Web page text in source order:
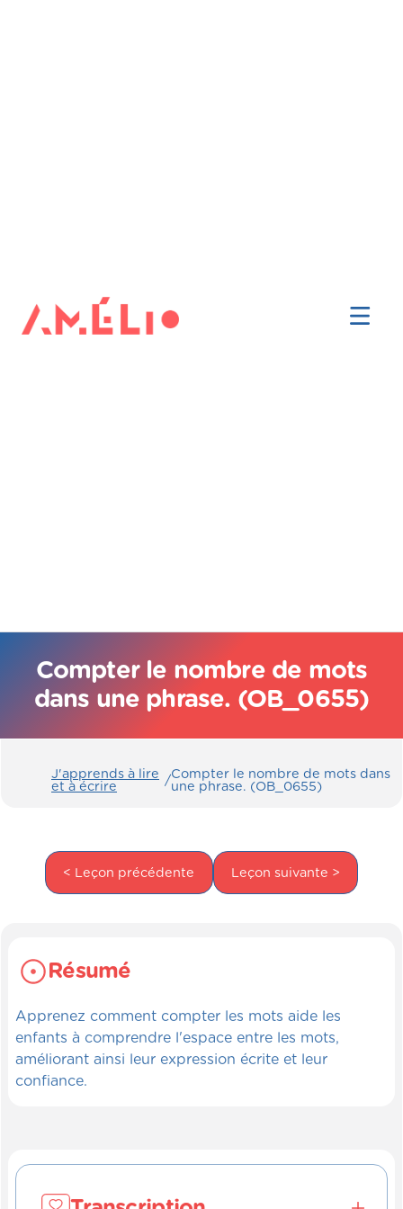
Compter le nombre de mots
dans une phrase. (OB_0655)
J'apprends à lire
et à écrire
/Compter le nombre de mots dans
une phrase. (OB_0655)
< Leçon précédente Leçon suivante >
Résumé
Apprenez comment compter les mots aide les
enfants à comprendre l'espace entre les mots,
améliorant ainsi leur expression écrite et leur
confiance.